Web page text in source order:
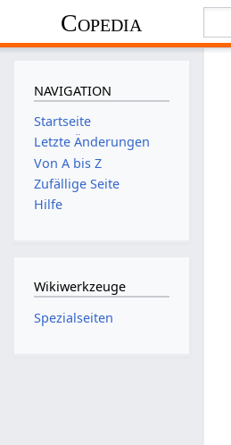
Copedia
NAVIGATION
Startseite
Letzte Änderungen
Von A bis Z
Zufällige Seite
Hilfe
Wikiwerkzeuge
Spezialseiten